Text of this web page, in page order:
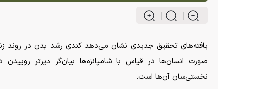
یافته‌های تحقیق جدیدی نشان می‌دهد کندی رشد بدن در روند
صورت انسان‌ها در قیاس با شامپانزه‌ها بیان‌گر دیرتر روییدن
نخستی‌سان آن‌ها است.